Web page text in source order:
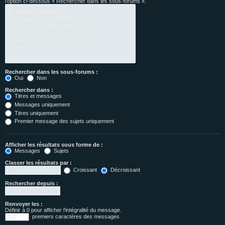
Rechercher dans les sous-forums :
Oui
Non
Rechercher dans :
Titres et messages
Messages uniquement
Titres uniquement
Premier message des sujets uniquement
Afficher les résultats sous forme de :
Messages
Sujets
Classer les résultats par :
Croissant
Décroissant
Rechercher depuis :
Renvoyer les :
Définir à 0 pour afficher l’intégralité du message.
premiers caractères des messages